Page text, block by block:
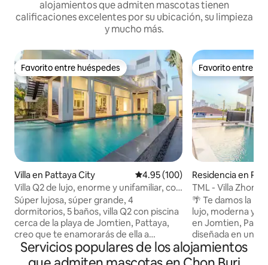
alojamientos que admiten mascotas tienen
calificaciones excelentes por su ubicación, su limpieza
y mucho más.
Favorito entre huéspedes
Favorito entre huéspedes
Villa en Pattaya City Calificación promedio: 4.95 de
4.95 (100)
Villa Q2 de lujo, enorme y unifamiliar, con
4 recámaras, 5 baños y alberca, cerca de
la playa Zhongtian en Pattaya (las 4
recámaras tienen baño privado)
Súper lujosa, súper grande, 4
dormitorios, 5 baños, villa Q2 con piscina
cerca de la playa de Jomtien, Pattaya,
creo que te enamorarás de ella a
primera vista, el patio está lleno de
cocoteros que se balancean, pájaros que
Favorito entre
Favorito entre
Residencia en
TML - Villa
alberca en
baños | Sala
karaoke, mesa
estufa de llama
conveniente en
🌴 Te damos la
lujo, moderna y
en Jomtien, Pattaya 🌴 La
diseñada en un
contemporáneo,
transparente,
Servicios populares de los alojamientos